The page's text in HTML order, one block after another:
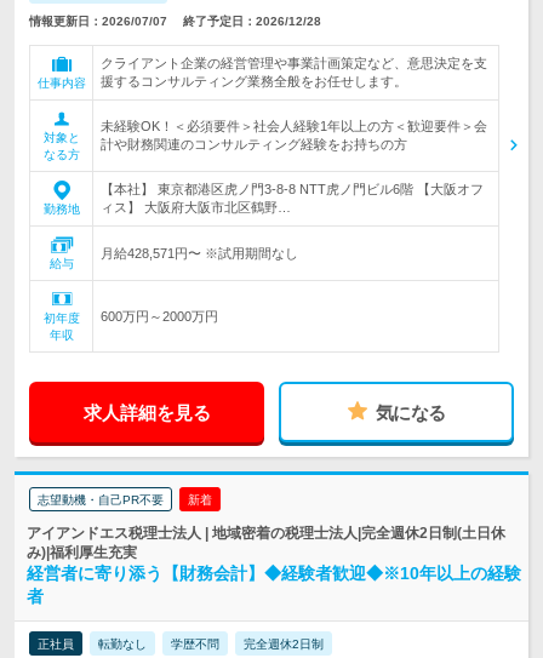
情報更新日：2026/07/07 終了予定日：2026/12/28
仕事内容
クライアント企業の経営管理や事業計画策定など、意思決定を支
援するコンサルティング業務全般をお任せします。
対象と
なる方
未経験OK！＜必須要件＞社会人経験1年以上の方＜歓迎要件＞会
計や財務関連のコンサルティング経験をお持ちの方
勤務地
【本社】 東京都港区虎ノ門3-8-8 NTT虎ノ門ビル6階 【大阪オフ
ィス】 大阪府大阪市北区鶴野…
給与
月給428,571円〜 ※試用期間なし
初年度
年収
600万円～2000万円
求人詳細を見る 気になる
志望動機・自己PR不要 新着
アイアンドエス税理士法人 | 地域密着の税理士法人|完全週休2日制(土日休
み)|福利厚生充実
経営者に寄り添う【財務会計】◆経験者歓迎◆※10年以上の経験
者
正社員 転勤なし 学歴不問 完全週休2日制